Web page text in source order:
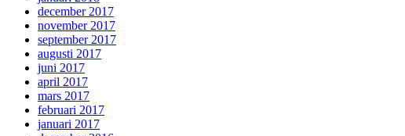
december 2017
november 2017
september 2017
augusti 2017
juni 2017
april 2017
mars 2017
februari 2017
januari 2017